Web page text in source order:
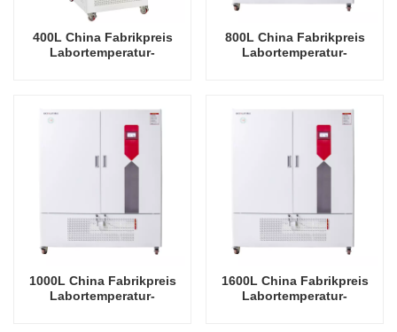
400L China Fabrikpreis
Labortemperatur-
800L China Fabrikpreis
Labortemperatur-
1000L China Fabrikpreis
Labortemperatur-
1600L China Fabrikpreis
Labortemperatur-